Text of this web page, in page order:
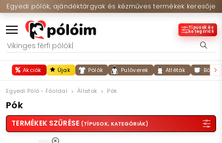
Egyedi pólók, ajándéktárgyak és kézműves termékek keresője
Típusok és
kategóriák
Akciók Újak Pólók Pulóverek Atléták
Egyedi Póló - Főoldal Állatok Pók
Pók
TERMÉKEK SZŰRÉSE (TÍPUSOK, KATEGÓRIÁK)